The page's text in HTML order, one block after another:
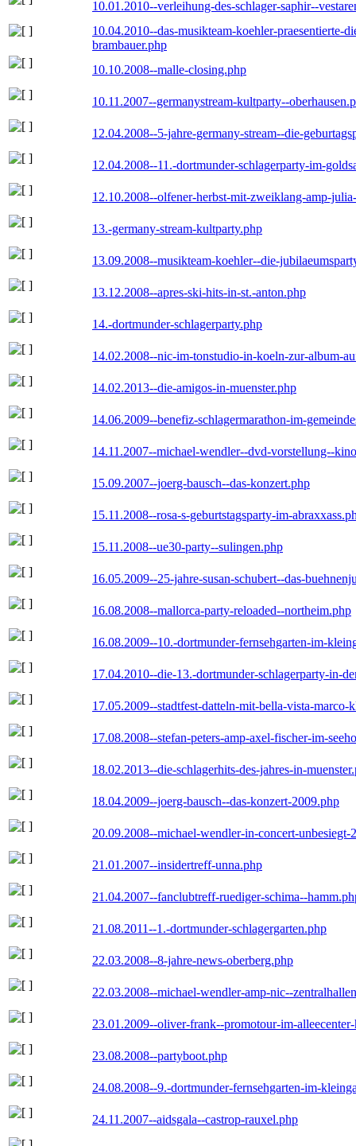
10.01.2010--verleihung-des-schlager-saphir--
10.04.2010--das-musikteam-koehler-praesentierte-
brambauer.php
10.10.2008--malle-closing.php
10.11.2007--germanystream-kultparty--
12.04.2008--5-jahre-germany-stream--die-
12.04.2008--11.-dortmunder-schlagerparty-im-
12.10.2008--olfener-herbst-mit-zweiklang-amp-
13.-germany-stream-kultparty.php
13.09.2008--musikteam-koehler--die-
13.12.2008--apres-ski-hits-in-st.-anton.php
14.-dortmunder-schlagerparty.php
14.02.2008--nic-im-tonstudio-in-koeln-zur-album-
14.02.2013--die-amigos-in-muenster.php
14.06.2009--benefiz-schlagermarathon-im-
14.11.2007--michael-wendler--dvd-vorstellung--
15.09.2007--joerg-bausch--das-konzert.php
15.11.2008--rosa-s-geburtstagsparty-im-
15.11.2008--ue30-party--sulingen.php
16.05.2009--25-jahre-susan-schubert--das-
16.08.2008--mallorca-party-reloaded--northeim.php
16.08.2009--10.-dortmunder-fernsehgarten-im-
17.04.2010--die-13.-dortmunder-schlagerparty-in-
17.05.2009--stadtfest-datteln-mit-bella-vista-marco-
17.08.2008--stefan-peters-amp-axel-fischer-im-
18.02.2013--die-schlagerhits-des-jahres-in-
18.04.2009--joerg-bausch--das-konzert-2009.php
20.09.2008--michael-wendler-in-concert-unbesiegt-
21.01.2007--insidertreff-unna.php
21.04.2007--fanclubtreff-ruediger-schima--
21.08.2011--1.-dortmunder-schlagergarten.php
22.03.2008--8-jahre-news-oberberg.php
22.03.2008--michael-wendler-amp-nic--
23.01.2009--oliver-frank--promotour-im-
23.08.2008--partyboot.php
24.08.2008--9.-dortmunder-fernsehgarten-im-
24.11.2007--aidsgala--castrop-rauxel.php